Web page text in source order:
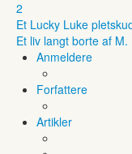
2
Et Lucky Luke
Et liv langt borte af M.
Anmeldere
Forfattere
Artikler